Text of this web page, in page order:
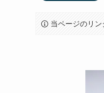
当ページのリン